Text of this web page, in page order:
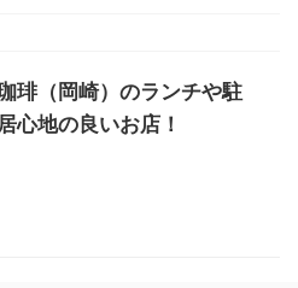
琲（岡崎）のランチや駐
心地の良いお店！